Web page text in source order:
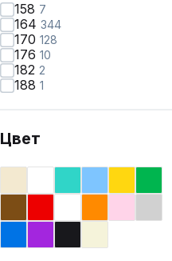
158 7
164 344
170 128
176 10
182 2
188 1
Цвет